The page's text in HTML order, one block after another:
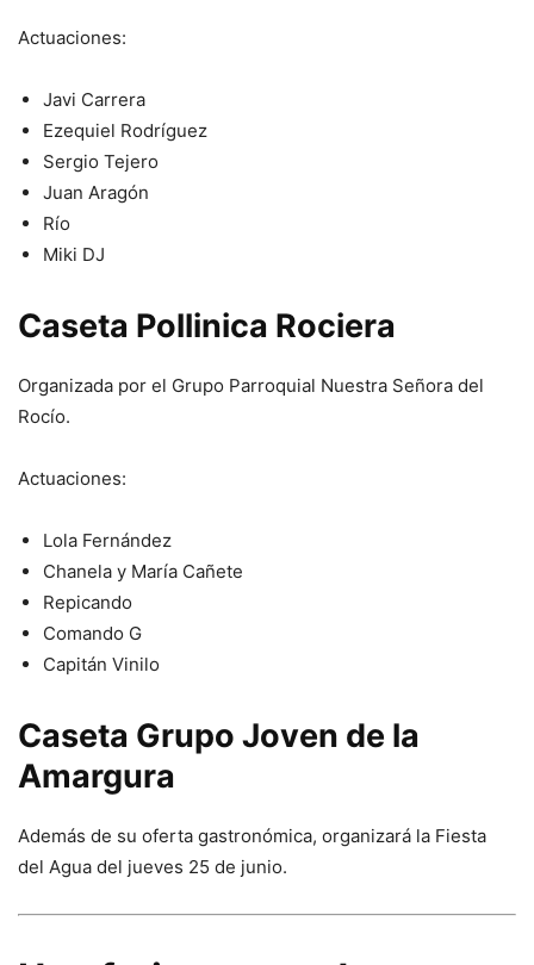
Actuaciones:
Javi Carrera
Ezequiel Rodríguez
Sergio Tejero
Juan Aragón
Río
Miki DJ
Caseta Pollinica Rociera
Organizada por el Grupo Parroquial Nuestra Señora del
Rocío.
Actuaciones:
Lola Fernández
Chanela y María Cañete
Repicando
Comando G
Capitán Vinilo
Caseta Grupo Joven de la
Amargura
Además de su oferta gastronómica, organizará la Fiesta
del Agua del jueves 25 de junio.